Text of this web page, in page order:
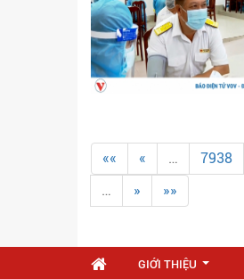
«« « … 7938
…
» »»
GIỚI THIỆU